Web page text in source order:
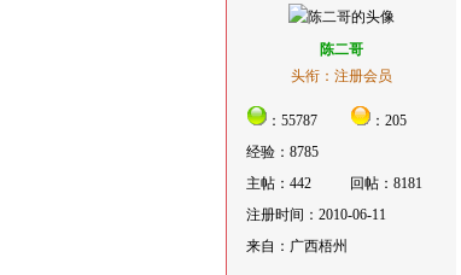
陈二哥
头衔：注册会员
：55787
：205
经验：8785
主帖：442
回帖：8181
注册时间：2010-06-11
来自：广西梧州